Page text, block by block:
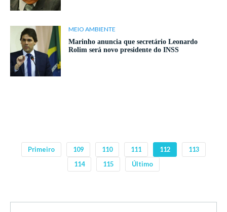
MEIO AMBIENTE
Marinho anuncia que secretário Leonardo
Rolim será novo presidente do INSS
Primeiro 109 110 111 112
113
114
115 Último